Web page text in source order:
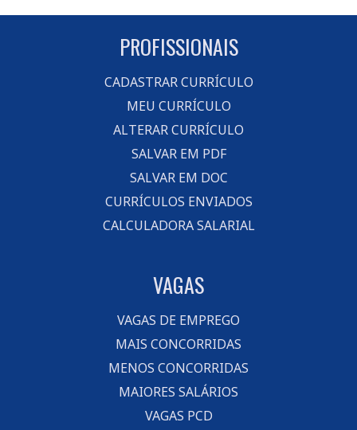
PROFISSIONAIS
CADASTRAR CURRÍCULO
MEU CURRÍCULO
ALTERAR CURRÍCULO
SALVAR EM PDF
SALVAR EM DOC
CURRÍCULOS ENVIADOS
CALCULADORA SALARIAL
VAGAS
VAGAS DE EMPREGO
MAIS CONCORRIDAS
MENOS CONCORRIDAS
MAIORES SALÁRIOS
VAGAS PCD